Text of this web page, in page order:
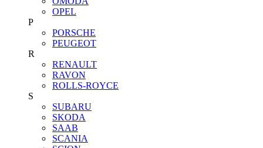
OPEL
P
PORSCHE
PEUGEOT
R
RENAULT
RAVON
ROLLS-ROYCE
S
SUBARU
SKODA
SAAB
SCANIA